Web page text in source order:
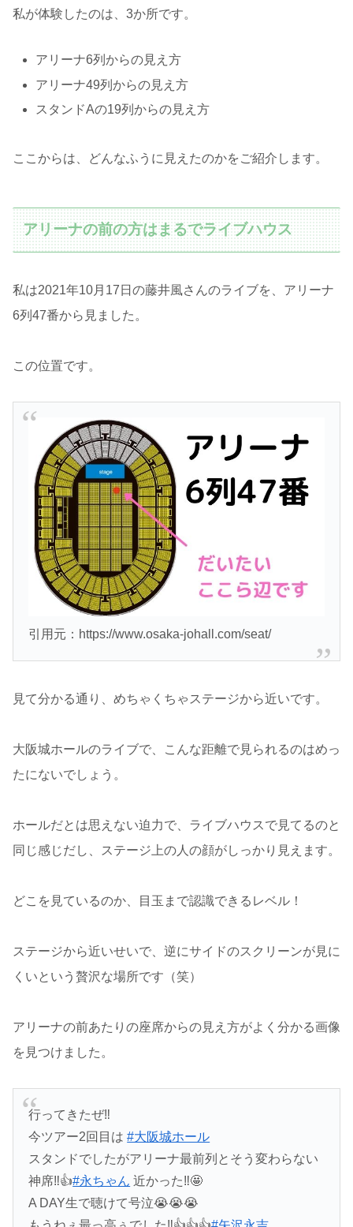
私が体験したのは、3か所です。
アリーナ6列からの見え方
アリーナ49列からの見え方
スタンドAの19列からの見え方
ここからは、どんなふうに見えたのかをご紹介します。
アリーナの前の方はまるでライブハウス
私は2021年10月17日の藤井風さんのライブを、アリーナ
6列47番から見ました。
この位置です。
引用元：https://www.osaka-johall.com/seat/
見て分かる通り、めちゃくちゃステージから近いです。
大阪城ホールのライブで、こんな距離で見られるのはめっ
たにないでしょう。
ホールだとは思えない迫力で、ライブハウスで見てるのと
同じ感じだし、ステージ上の人の顔がしっかり見えます。
どこを見ているのか、目玉まで認識できるレベル！
ステージから近いせいで、逆にサイドのスクリーンが見に
くいという贅沢な場所です（笑）
アリーナの前あたりの座席からの見え方がよく分かる画像
を見つけました。
行ってきたぜ‼️
今ツアー2回目は#大阪城ホール
スタンドでしたがアリーナ最前列とそう変わらない
神席‼️👍#永ちゃん 近かった‼️🤩
A DAY生で聴けて号泣😭😭😭